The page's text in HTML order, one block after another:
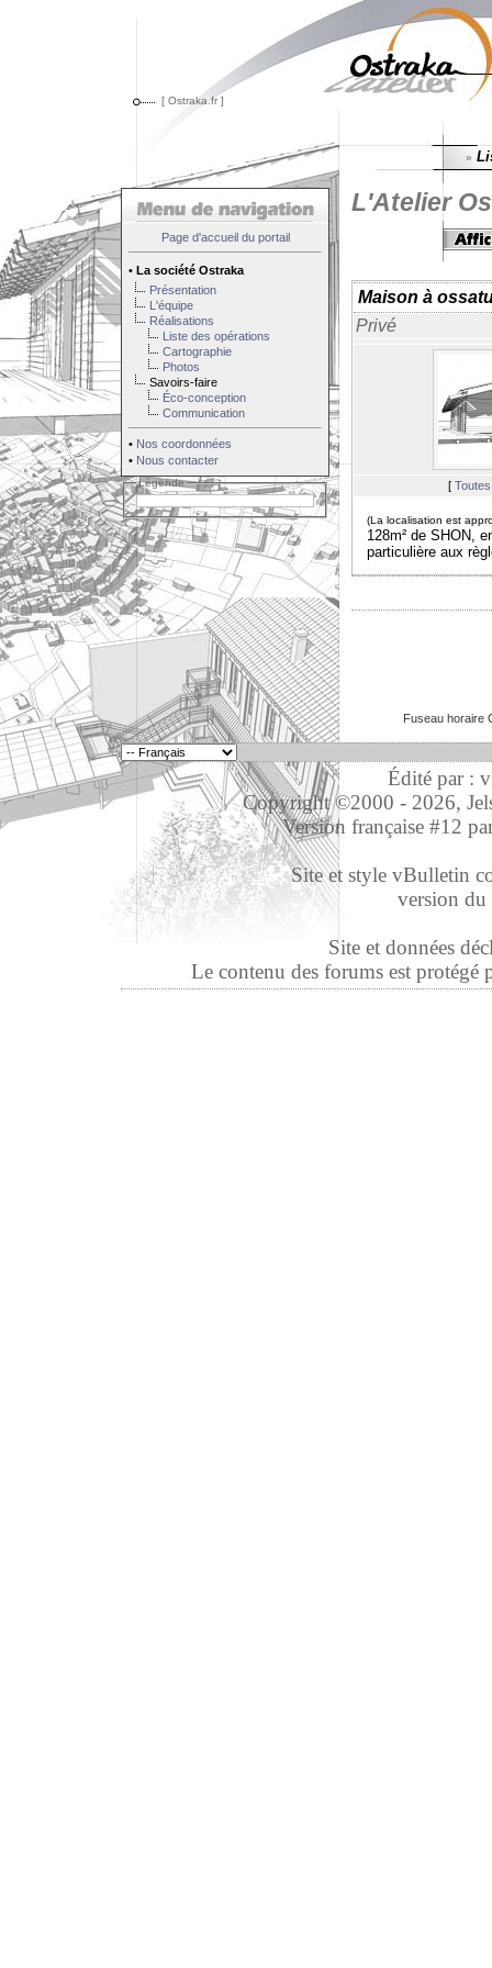
[ Ostraka.fr ]
»
Page d'accueil du portail
• La société Ostraka
Présentation
L'équipe
Réalisations
Liste des opérations
Cartographie
Photos
Savoirs-faire
Éco-conception
Communication
• Nos coordonnées
• Nous contacter
Légende
L'Atelier
Maison à
Privé
[
(La localisation est
128m² de SHON,
particulière aux
Fuseau horaire
Édité par :
Copyright ©2000 - 2026,
Version française #12
Site et style vBulletin
version
Site et données
Le contenu des forums est protégé